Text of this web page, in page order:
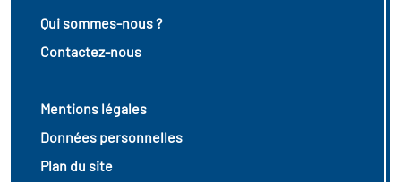
Qui sommes-nous ?
Contactez-nous
Mentions légales
Données personnelles
Plan du site